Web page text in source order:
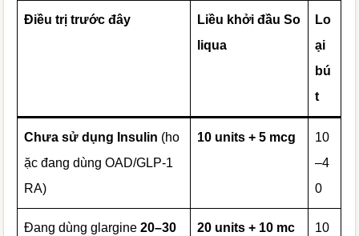
Điều trị trước đây
Liều khởi đầu So
liqua
Lo
ại
bú
t
Chưa sử dụng Insulin (ho
ặc đang dùng OAD/GLP-1
RA)
10 units + 5 mcg
10
–4
0
Đang dùng glargine20–30
20 units + 10 mc
10